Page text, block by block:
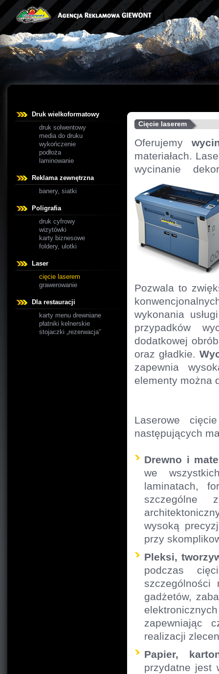
Druk wielkoformatowy
druk solwentowy
media do druku
wykończenie
podłoża
laminowanie
Reklama zewnętrzna
banery, siatki
Poligrafia
druk cyfrowy
wizytówki
karty biznesowe
foldery, ulotki
Laser
cięcie laserem
grawerowanie
Dla restauracji
karty menu drewniane
płatniki kelnerskie
stojaczki „rezerwacja”
Cięcie laserem
Oferujemy
materiałach.
wycinanie
Pozwala to
wykonania
przypadków
dodatkowej
oraz gładkie.
zapewnia
elementy można
Laserowe
następujących
Drewno i
we
laminatach,
szczególne
wysoką
przy
Pleksi,
podczas
szczególności
gadżetów,
zapewniając
realizacji
Papier,
przydatne jest